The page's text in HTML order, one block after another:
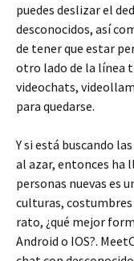
puedes deslizar el
desconocidos, así
de tener que estar
otro lado de la línea
videochats,
para quedarse.
Y si está buscando
al azar, entonces ha
personas nuevas es
culturas, costumbres
rato, ¿qué mejor
Android o IOS?.